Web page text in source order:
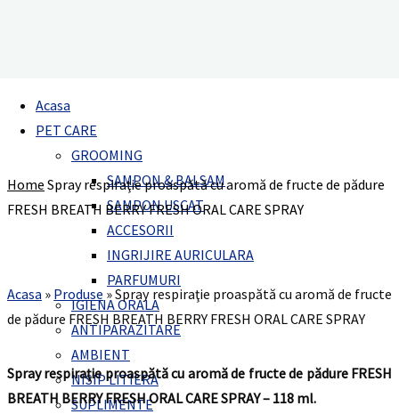
Acasa
PET CARE
GROOMING
SAMPON & BALSAM
SAMPON USCAT
ACCESORII
INGRIJIRE AURICULARA
PARFUMURI
IGIENA ORALA
ANTIPARAZITARE
AMBIENT
NISIP LITIERA
SUPLIMENTE
de pădure FRESH BREATH BERRY FRESH ORAL CARE
Home Spray respiraţie proaspătă cu aromă de fructe de pădure
FRESH BREATH BERRY FRESH ORAL CARE SPRAY
Spray respiraţie proaspătă cu
aromă de fructe de pădure FRESH
BREATH BERRY FRESH ORAL CARE
Acasa » Produse »Spray respiraţie proaspătă cu aromă de fructe
de pădure FRESH BREATH BERRY FRESH ORAL CARE SPRAY
Spray respiraţie proaspătă cu aromă de fructe de pădure FRESH
BREATH BERRY FRESH ORAL CARE SPRAY – 118 ml.